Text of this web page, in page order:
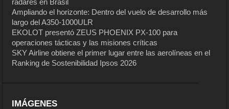
radares en Brasil
Ampliando el horizonte: Dentro del vuelo de desarrollo más
largo del A350-1000ULR
EKOLOT presentó ZEUS PHOENIX PX-100 para
operaciones tácticas y las misiones críticas
SKY Airline obtiene el primer lugar entre las aerolíneas en el
Ranking de Sostenibilidad Ipsos 2026
IMÁGENES